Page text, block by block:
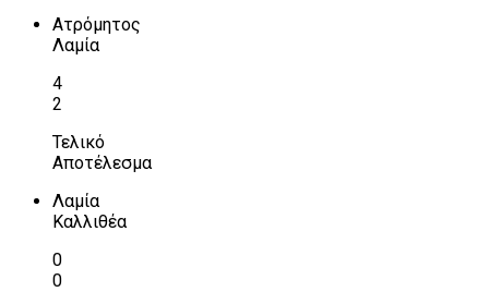
Ατρόμητος
Λαμία
4
2
Τελικό
Αποτέλεσμα
Λαμία
Καλλιθέα
0
0